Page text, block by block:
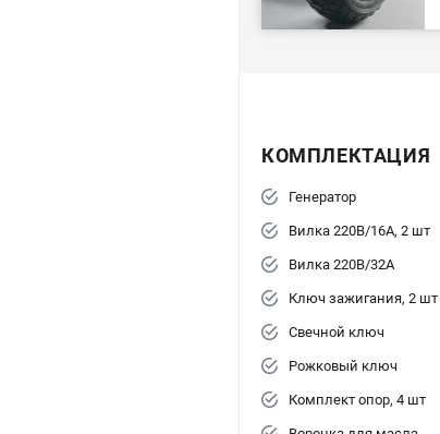
КОМПЛЕКТАЦИЯ
Генератор
Вилка 220В/16А, 2 шт
Вилка 220В/32А
Ключ зажигания, 2 шт
Свечной ключ
Рожковый ключ
Комплект опор, 4 шт